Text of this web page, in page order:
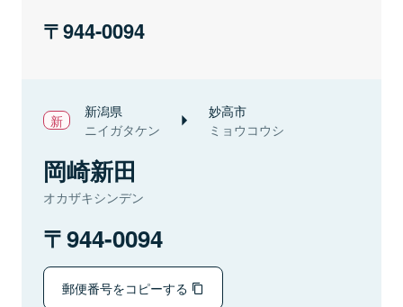
944-0094
新潟県
ニイガタケン
妙高市
ミョウコウシ
岡崎新田
オカザキシンデン
944-0094
郵便番号をコピーする